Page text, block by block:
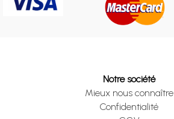
Notre société
Mieux nous connaître
Confidentialité